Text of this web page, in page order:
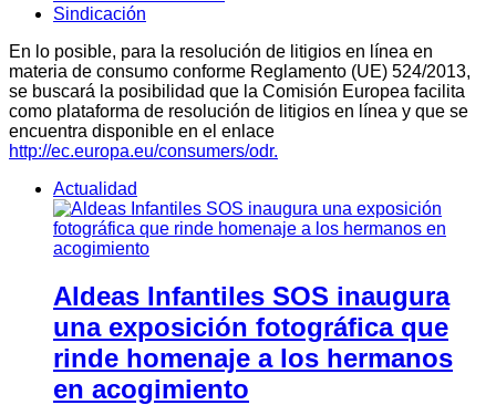
Sindicación
En lo posible, para la resolución de litigios en línea en
materia de consumo conforme Reglamento (UE) 524/2013,
se buscará la posibilidad que la Comisión Europea facilita
como plataforma de resolución de litigios en línea y que se
encuentra disponible en el enlace
http://ec.europa.eu/consumers/odr.
Actualidad
Aldeas Infantiles SOS inaugura
una exposición fotográfica que
rinde homenaje a los hermanos
en acogimiento